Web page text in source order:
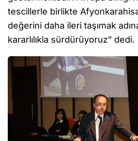
tescillerle birlikte
değerini daha ileri taşımak adına
kararlılıkla sürdürüyoruz” dedi.